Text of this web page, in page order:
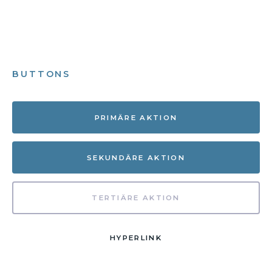
BUTTONS
PRIMÄRE AKTION
SEKUNDÄRE AKTION
TERTIÄRE AKTION
HYPERLINK